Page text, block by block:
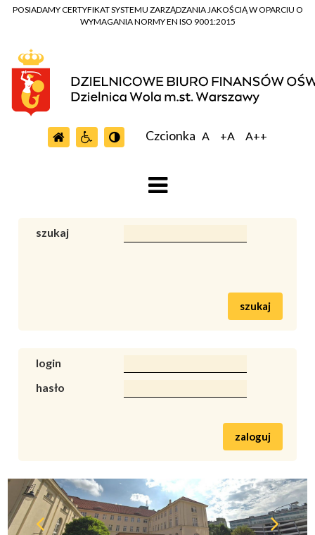
POSIADAMY CERTYFIKAT SYSTEMU ZARZĄDZANIA JAKOŚCIĄ W OPARCIU O
WYMAGANIA NORMY EN ISO 9001:2015
Czcionka A +A A++
szukaj
szukaj
login
hasło
zaloguj